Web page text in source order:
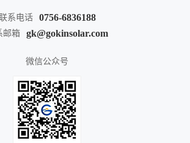
系电话 0756-6836188
邮箱 gk@gokinsolar.com
微信公众号